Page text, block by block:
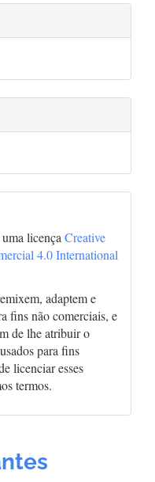
licençaCreative
4.0 International
adaptem e
fins não comerciais, e
de lhe atribuir o
para fins
licenciar esses
termos.